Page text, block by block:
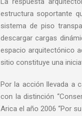
estructura soportante
sistema de piso
descargar cargas
espacio arquitectónico
sitio constituye una
Por la acción llevada a
con la distinción
Arica el año 2006 “Por